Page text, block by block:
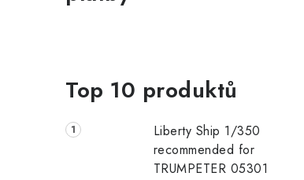
Top 10 produktů
Liberty Ship 1/350
recommended for
TRUMPETER 05301